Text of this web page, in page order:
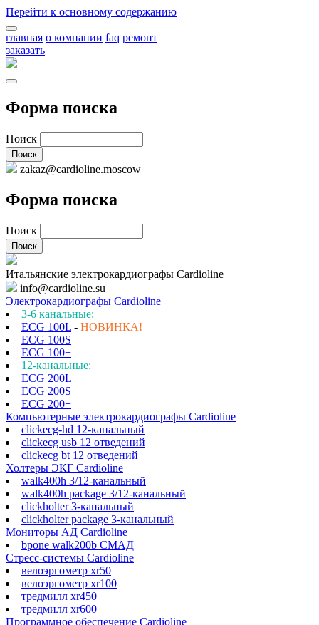
Перейти к основному содержанию
главная о компании faq ремонт
заказать
Форма поиска
Поиск
zakaz@cardioline.moscow
Форма поиска
Поиск
Итальянские электрокардиографы Cardioline
info@cardioline.su
Электрокардиографы Cardioline
3-6 канальные:
ECG 100L - НОВИНКА!
ECG 100S
ECG 100+
12-канальные:
ECG 200L
ECG 200S
ECG 200+
Компьютерные электрокардиографы Cardioline
clickecg-hd 12-канальный
clickecg usb 12 отведений
clickecg bt 12 отведений
Холтеры ЭКГ Cardioline
walk400h 3/12-канальный
walk400h package 3/12-канальный
clickholter 3-канальный
clickholter package 3-канальный
Мониторы АД Cardioline
bpone walk200b СМАД
Стресс-системы Cardioline
велоэргометр xr50
велоэргометр xr100
тредмилл xr450
тредмилл xr600
Программное обеспечение Cardioline